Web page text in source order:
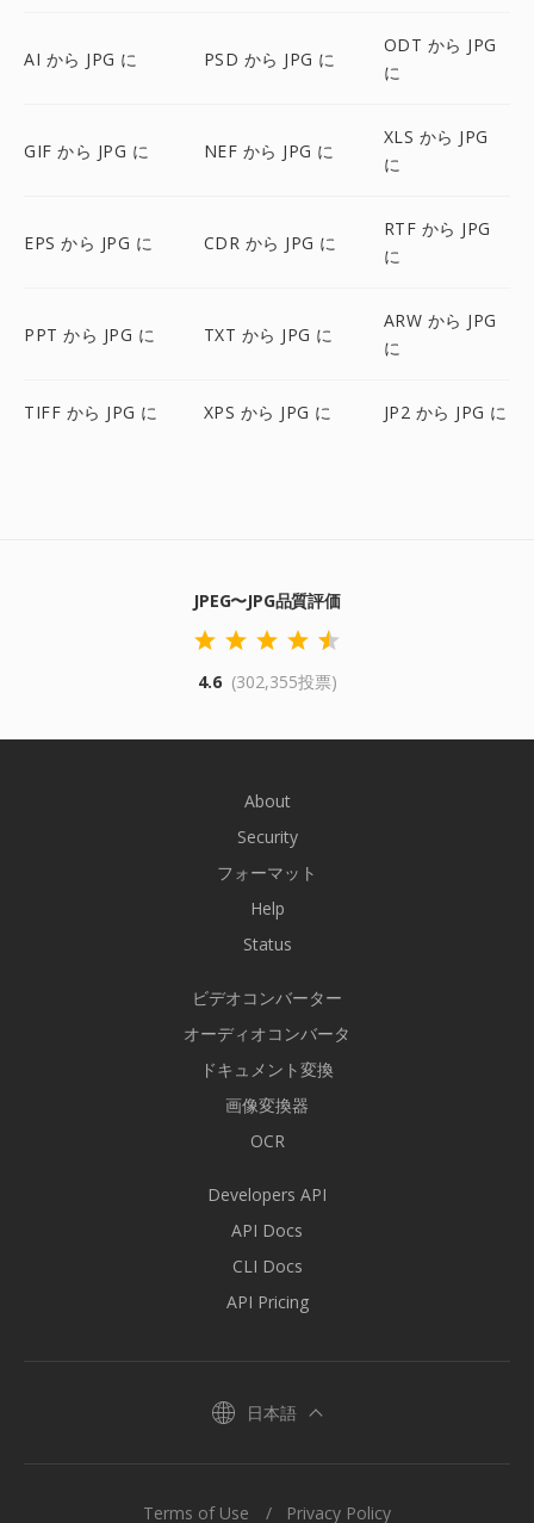
AI から JPG に PSD から JPG に
ODT から JPG
に
GIF から JPG に NEF から JPG に
XLS から JPG
に
EPS から JPG に CDR から JPG に
RTF から JPG
に
PPT から JPG に TXT から JPG に
ARW から JPG
に
TIFF から JPG に XPS から JPG に JP2 から JPG に
JPEG〜JPG品質評価
4.6 (302,355投票)
About
Security
フォーマット
Help
Status
ビデオコンバーター
オーディオコンバータ
ドキュメント変換
画像変換器
OCR
Developers API
API Docs
CLI Docs
API Pricing
日本語
Terms of Use Privacy Policy